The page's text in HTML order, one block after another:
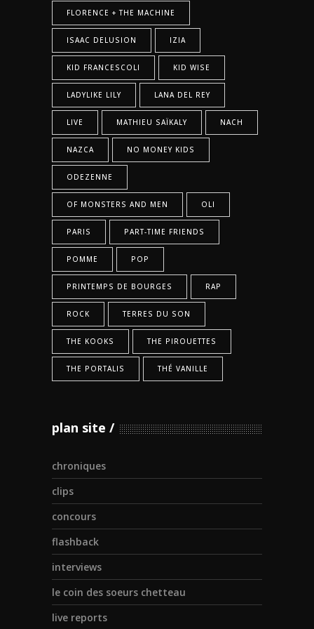
FLORENCE + THE MACHINE
ISAAC DELUSION IZIA
KID FRANCESCOLI KID WISE
LADYLIKE LILY LANA DEL REY
LIVE MATHIEU SAÏKALY NACH
NAZCA NO MONEY KIDS
ODEZENNE
OF MONSTERS AND MEN OLI
PARIS PART-TIME FRIENDS
POMME POP
PRINTEMPS DE BOURGES RAP
ROCK TERRES DU SON
THE KOOKS THE PIROUETTES
THE PORTALIS THÉ VANILLE
plan site
chroniques
clips
concours
flashback
interviews
le coin des soeurs chetteau
live reports